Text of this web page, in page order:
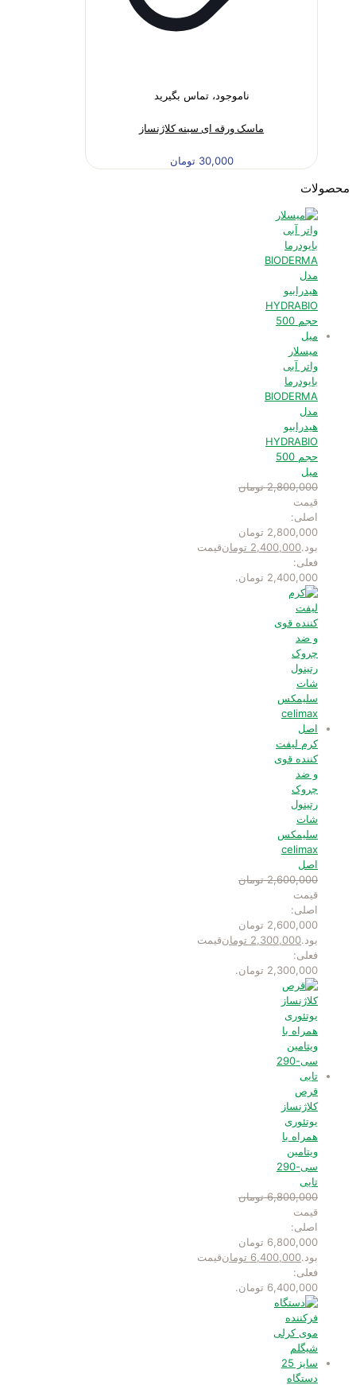
ناموجود، تماس بگیرید
ماسک ورقه ای سینه کلاژنساز
30,000 تومان
محصولات
میسلار
واتر آبی
بایودرما
BIODERMA
مدل
هیدرابیو
HYDRABIO
حجم 500
میل
2,800,000 تومان
قیمت
اصلی:
2,800,000 تومان
بود.2,400,000 تومانقیمت
فعلی:
2,400,000 تومان.
کرم لیفت
کننده قوی
و ضد
چروک
رتینول
شات
سلیمکس
celimax
اصل
2,600,000 تومان
قیمت
اصلی:
2,600,000 تومان
بود.2,300,000 تومانقیمت
فعلی:
2,300,000 تومان.
قرص
کلاژنساز
یوتئوری
همراه با
ویتامین
سی-290
تایی
6,800,000 تومان
قیمت
اصلی:
6,800,000 تومان
بود.6,400,000 تومانقیمت
فعلی:
6,400,000 تومان.
دستگاه